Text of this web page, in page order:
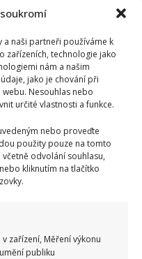
a naši partneři používáme k
zařízeních, technologie jako
nám a našim
jako je chování při
Nesouhlas nebo
určité vlastnosti a funkce.
nebo proveďte
použity pouze na tomto
odvolání souhlasu,
kliknutím na tlačítko
zařízení, Měření výkonu
publiku
filmům